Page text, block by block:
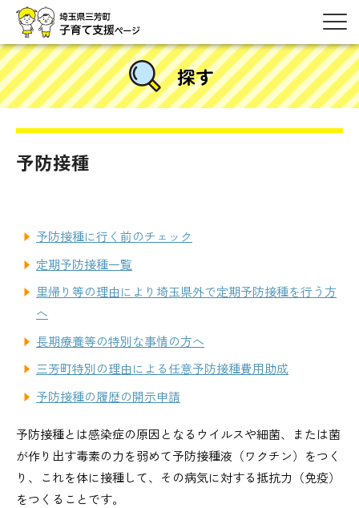
探す
予防接種
予防接種に行く前のチェック
定期予防接種一覧
里帰り等の理由により埼玉県外で定期予防接種を行う方
へ
長期療養等の特別な事情の方へ
三芳町特別の理由による任意予防接種費用助成
予防接種の履歴の開示申請
予防接種とは感染症の原因となるウイルスや細菌、または菌
が作り出す毒素の力を弱めて予防接種液（ワクチン）をつく
り、これを体に接種して、その病気に対する抵抗力（免疫）
をつくることです。